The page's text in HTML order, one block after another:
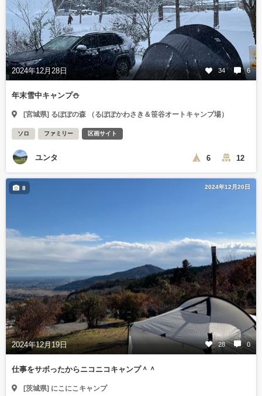
2024年12月28日 34 6
年末雪中キャンプ⛄️
[宮城県] るぽぽの森 （るぽぽかわさき＆笹谷オートキャンプ場）
ソロ ファミリー 区画サイト
ユンタ 6 12
2024年12月20日
2024年12月19日 28 0
8
仕事をサボったからニコニコキャンプ＾＾
[茨城県] にこにこキャンプ